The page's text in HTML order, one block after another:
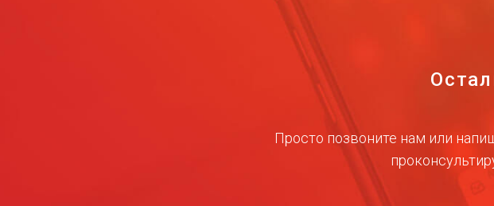
Просто позвоните нам или